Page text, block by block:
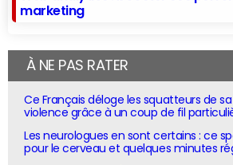
marketing
À NE PAS RATER
Ce Français déloge les squatteurs de
violence grâce à un coup de fil
Les neurologues en sont certains : ce
pour le cerveau et quelques minutes